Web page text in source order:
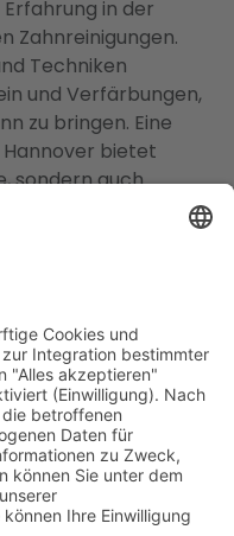
in der
Zahnreinigungen.
Techniken
und Verfärbungen,
zu bringen. Eine
bietet
sondern auch
Durch die
können
langfristig
noch heute einen
um von
zu profitieren.
den idealen
finden, damit Sie
und gesunden
Gleiches gilt
Laatzen bei